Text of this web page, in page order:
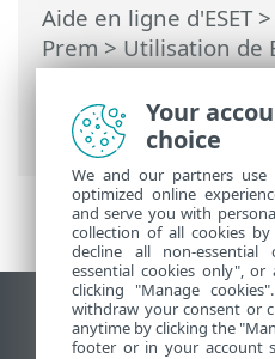
Aide en ligne d'ESET>
Prem>Utilisation de
Prem>ESET
principal
>Tâches>
Analyse à la demande
Afficher le site pour
End of Life
Your
choice
We and our partners
optimized online
and serve you with
collection of all cookies
decline all non-essential
essential cookies only",
clicking "Manage
withdraw your consent or
anytime by clicking the
footer or in your account